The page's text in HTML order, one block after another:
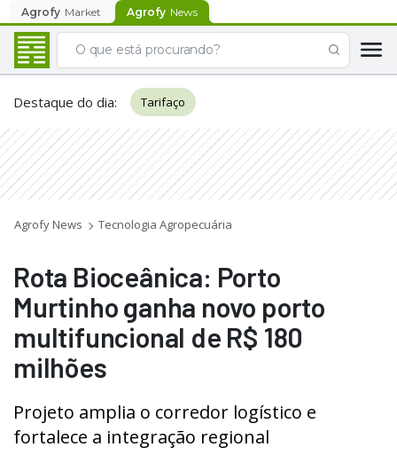
Agrofy Market Agrofy News
Destaque do dia: Tarifaço
Agrofy News Tecnologia Agropecuária
Rota Bioceânica: Porto
Murtinho ganha novo porto
multifuncional de R$ 180
milhões
Projeto amplia o corredor logístico e
fortalece a integração regional